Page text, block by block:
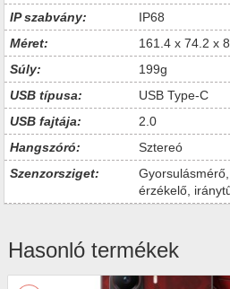
IP szabvány:
IP68
Méret:
161.4 x 74.2 x
Súly:
199g
USB típusa:
USB Type-C
USB fajtája:
2.0
Hangszóró:
Sztereó
Szenzorsziget:
érzékelő,
Hasonló termékek